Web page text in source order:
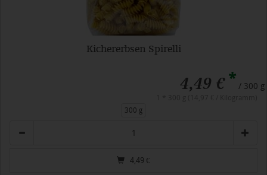
Kichererbsen Spirelli
4,49 €* / 300 g
300 g
4,49 €